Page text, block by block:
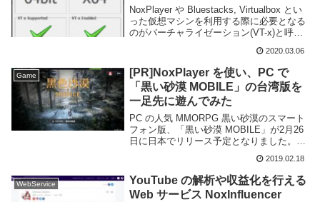
NoxPlayer や Bluestacks, Virtualbox とい
った仮想マシンを利用する際に必要となる
のがバーチャライゼーション(VT-x)と呼ば
ンを動かすことができたり、より高速に動
作するこ...
2020.03.06
Game
[PR]NoxPlayer を使い、PC で
「黒い砂漠 MOBILE」の台湾版を
一足先に遊んでみた
PC の人気 MMORPG 黒い砂漠のスマート
フォン版、「黒い砂漠 MOBILE」が2月26
日に日本でリリース予定となりました。現
在は事前登録受付中ということですがリリ
ースが待ち遠しいですね。3D を多用した
綺麗なグラフィックで対人戦も熱い...
2019.02.18
WebService
YouTube の解析や収益化を行える
Web サービス NoxInfluencer